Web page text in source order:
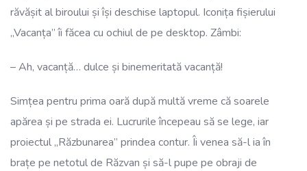
răvășit al biroului și își deschise laptopul. Iconița fișierului
„Vacanța” îi făcea cu ochiul de pe desktop. Zâmbi:
– Ah, vacanță… dulce și binemeritată vacanță!
Simțea pentru prima oară după multă vreme că soarele
apărea și pe strada ei. Lucrurile începeau să se lege, iar
proiectul „Răzbunarea” prindea contur. Îi venea să-l ia în
brațe pe netotul de Răzvan și să-l pupe pe obraji de